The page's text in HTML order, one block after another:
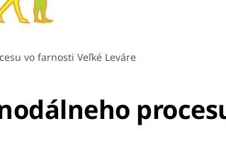
vo farnosti Veľké Leváre